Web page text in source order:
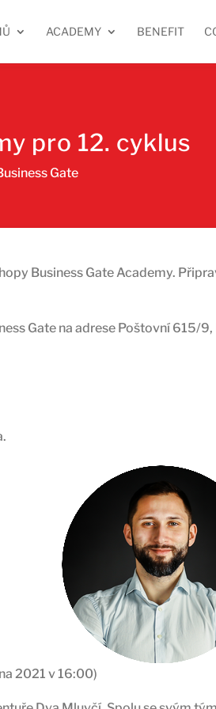
ACADEMY BENEFIT
pro 12. cyklus
Gate
Business Gate Academy.
Gate na adrese Poštovní 615/
2021 v 16:00)